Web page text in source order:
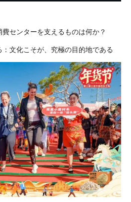
センターを支えるものは何か？
文化こそが、究極の目的地である